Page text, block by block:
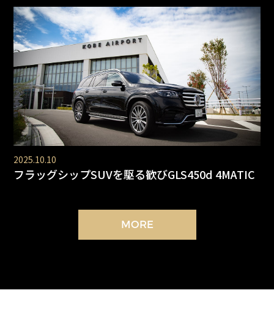
2025.10.10
フラッグシップSUVを駆る歓びGLS450d 4MATIC
MORE